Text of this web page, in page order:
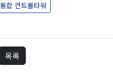
합 컨트롤타워
목록